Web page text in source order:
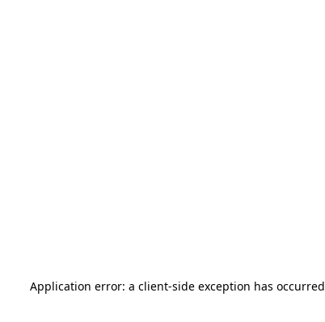
Application error: a client-side exception has occurred